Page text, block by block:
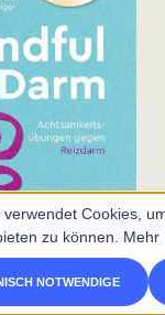
verwendet Cookies,
zu können. Mehr
NOTWENDIGE